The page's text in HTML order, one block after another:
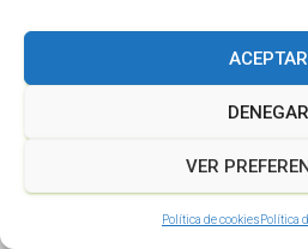
ACEPTAR
DENEGAR
VER
Política de cookiesPolítica